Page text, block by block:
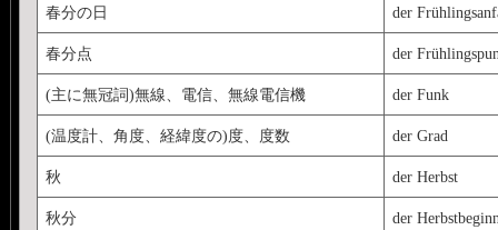
春分の日 der
春分点 der
(主に無冠詞)無線、電信、無線電信機 der Funk
(温度計、角度、経緯度の)度、度数 der Grad
秋 der Herbst
秋分 der